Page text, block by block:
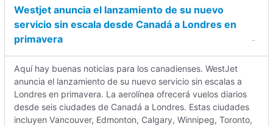
Westjet anuncia el lanzamiento de su nuevo
servicio sin escala desde Canadá a Londres en
primavera
Aquí hay buenas noticias para los canadienses. WestJet
anuncia el lanzamiento de su nuevo servicio sin escalas a
Londres en primavera. La aerolínea ofrecerá vuelos diarios
desde seis ciudades de Canadá a Londres. Estas ciudades
incluyen Vancouver, Edmonton, Calgary, Winnipeg, Toronto,